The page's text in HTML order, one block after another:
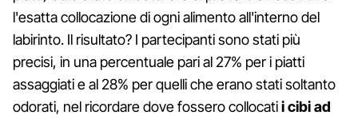
l'esatta collocazione di ogni alimento all'interno del
labirinto. Il risultato? I partecipanti sono stati più
precisi, in una percentuale pari al 27% per i piatti
assaggiati e al 28% per quelli che erano stati soltanto
odorati, nel ricordare dove fossero collocatii cibi ad